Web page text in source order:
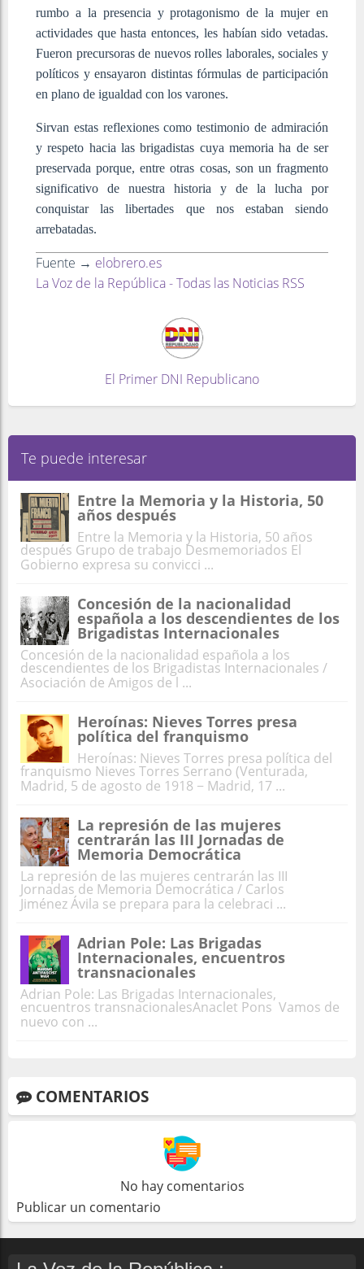
rumbo a la presencia y protagonismo de la mujer en
actividades que hasta entonces, les habían sido vetadas.
Fueron precursoras de nuevos rolles laborales, sociales y
políticos y ensayaron distintas fórmulas de participación
en plano de igualdad con los varones.
Sirvan estas reflexiones como testimonio de admiración
y respeto hacia las brigadistas cuya memoria ha de ser
preservada porque, entre otras cosas, son un fragmento
significativo de nuestra historia y de la lucha por
conquistar las libertades que nos estaban siendo
arrebatadas.
Fuente → elobrero.es
La Voz de la República - Todas las Noticias RSS
El Primer DNI Republicano
Te puede interesar
Entre la Memoria y la Historia, 50
años después
Entre la Memoria y la Historia, 50 años
después Grupo de trabajo Desmemoriados El
Gobierno expresa su convicci ...
Concesión de la nacionalidad
española a los descendientes de los
Brigadistas Internacionales
Concesión de la nacionalidad española a los
descendientes de los Brigadistas Internacionales /
Asociación de Amigos de l ...
Heroínas: Nieves Torres presa
política del franquismo
Heroínas: Nieves Torres presa política del
franquismo Nieves Torres Serrano (Venturada,
Madrid, 5 de agosto de 1918 − Madrid, 17 ...
La represión de las mujeres
centrarán las III Jornadas de
Memoria Democrática
La represión de las mujeres centrarán las III
Jornadas de Memoria Democrática / Carlos
Jiménez Ávila se prepara para la celebraci ...
Adrian Pole: Las Brigadas
Internacionales, encuentros
transnacionales
Adrian Pole: Las Brigadas Internacionales,
encuentros transnacionalesAnaclet Pons Vamos de
nuevo con ...
COMENTARIOS
No hay comentarios
Publicar un comentario